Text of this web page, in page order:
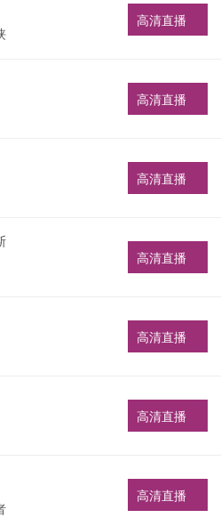
高清直播
高清直播
高清直播
高清直播
高清直播
高清直播
高清直播